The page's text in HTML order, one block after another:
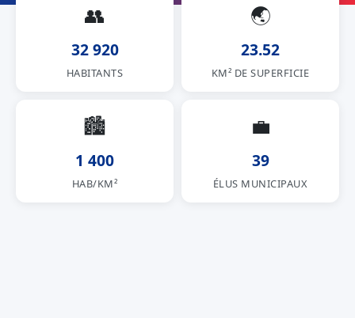
👥
32 920
HABITANTS
🌏
23.52
KM² DE SUPERFICIE
🏙
1 400
HAB/KM²
💼
39
ÉLUS MUNICIPAUX